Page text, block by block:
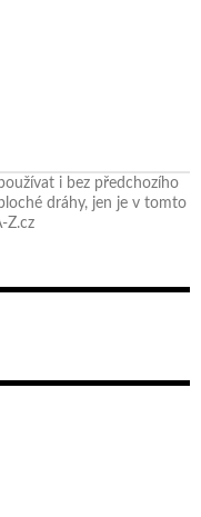
i bez předchozího
dráhy, jen je v tomto
Z.cz